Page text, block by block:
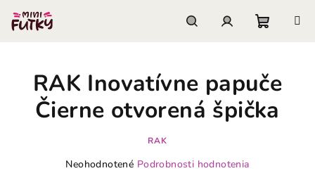
obsah
košík
RAK Inovatívne papuče
Čierne otvorená špička
RAK
Priemerné
Neohodnotené Podrobnosti hodnotenia